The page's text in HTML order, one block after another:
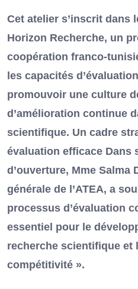
Cet atelier s’inscrit dans
Horizon Recherche, un
coopération franco-
les capacités
promouvoir une culture
d’amélioration continue
scientifique. Un cadre
évaluation efficace Dans
d’ouverture, Mme Salma
générale de l’ATEA, a
processus d’évaluation
essentiel pour le
recherche scientifique et
compétitivité ».